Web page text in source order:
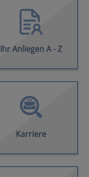
Ihr Anliegen A - Z
Karriere